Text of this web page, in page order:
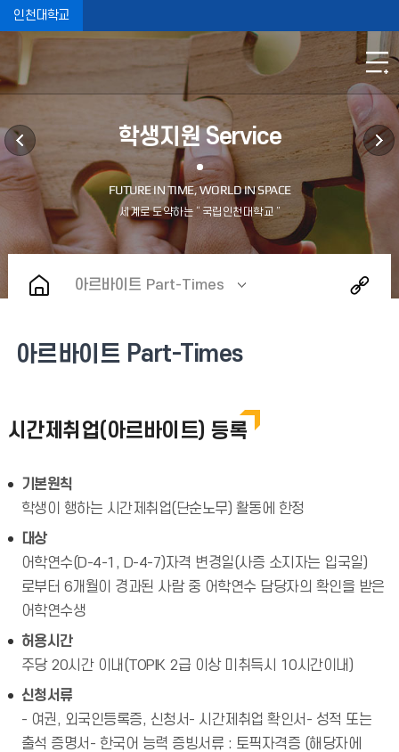
인천대학교
학생지원 Service
아르바이트 Part-Times
아르바이트 Part-Times
시간제취업(아르바이트) 등록
기본원칙
학생이 행하는 시간제취업(단순노무) 활동에 한정
대상
어학연수(D-4-1, D-4-7)자격 변경일(사증 소지자는 입국일)
로부터 6개월이 경과된 사람 중 어학연수 담당자의 확인을 받은
어학연수생
허용시간
주당 20시간 이내(TOPIK 2급 이상 미취득시 10시간이내)
신청서류
- 여권, 외국인등록증, 신청서- 시간제취업 확인서- 성적 또는
출석 증명서- 한국어 능력 증빙서류 : 토픽자격증 (해당자에